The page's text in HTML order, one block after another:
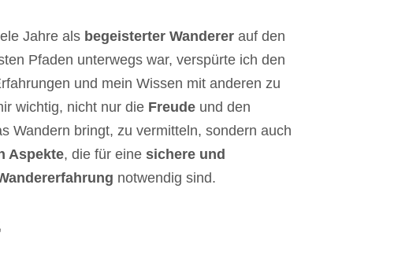
verursachen.
kann die Übernutzung von
die Qualität der Gewässer
und negative Folgen
die Gesundheit aquatischer
und die Artenvielfalt
die Abfallentsorgung stellt eine
Jahre als begeisterter Wandererauf den
Pfaden unterwegs war, verspürte ich den
und mein Wissen mit anderen zu
wichtig, nicht nur die Freudeund den
Wandern bringt, zu vermitteln, sondern auch
Aspekte, die für eine sichere und
notwendig sind.